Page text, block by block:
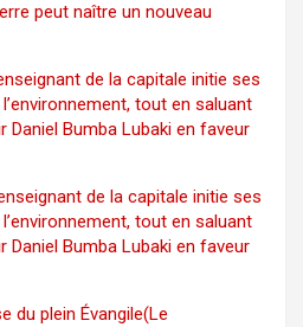
peut naître un nouveau
de la capitale initie ses
tout en saluant
Daniel Bumba Lubaki en faveur
de la capitale initie ses
tout en saluant
Daniel Bumba Lubaki en faveur
du plein Évangile(Le